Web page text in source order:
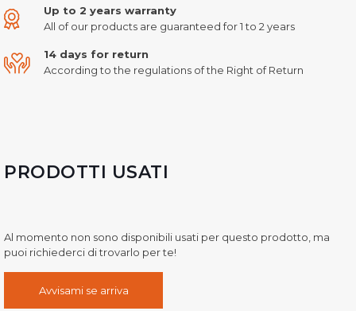
Up to 2 years warranty
All of our products are guaranteed for 1 to 2 years
14 days for return
According to the regulations of the Right of Return
PRODOTTI USATI
Al momento non sono disponibili usati per questo prodotto, ma
puoi richiederci di trovarlo per te!
Avvisami se arriva